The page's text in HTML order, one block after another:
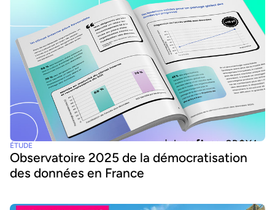
ÉTUDE
Observatoire 2025 de la démocratisation
des données en France